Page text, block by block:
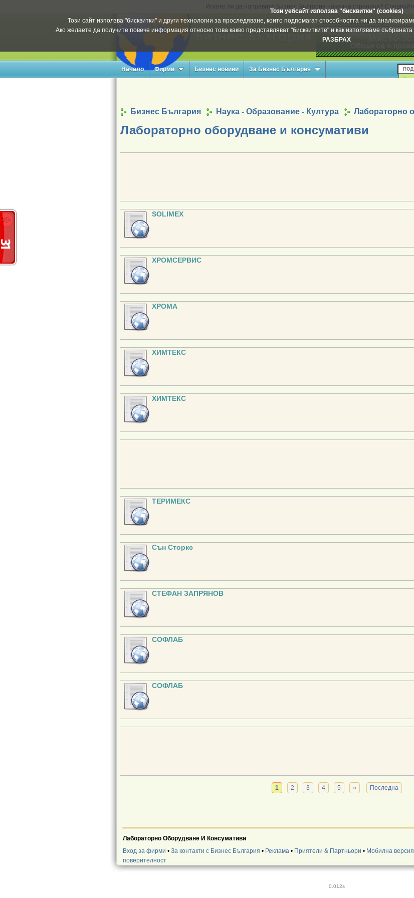
Искате ли да направите Бизнес България начална страница?
Този уебсайт използва "бисквитки" (cookies)
Този сайт използва "бисквитки" и други технологии за проследяване, които подпомагат способността ни да
Ако желаете да получите повече информация относно това какво представляват "бисквитките" и как използваме
РАЗБРАХ
Вашата реклама тук
Начало Фирми Бизнес новини За Бизнес България
Бизнес България Наука - Образование - Култура Лабораторно
Лабораторно оборудване и консумативи
SOLIMEX
ХРОМСЕРВИС
ХРОМА
ХИМТЕКС
ХИМТЕКС
ТЕРИМЕКС
Сън Сторкс
СТЕФАН ЗАПРЯНОВ
СОФЛАБ
СОФЛАБ
1 2 3 4 5 » Последна
Лабораторно Оборудване И Консумативи
Вход за фирми • За контакти с Бизнес България • Реклама• Приятели & Партньори • Мобилна версия
поверителност
0.012s